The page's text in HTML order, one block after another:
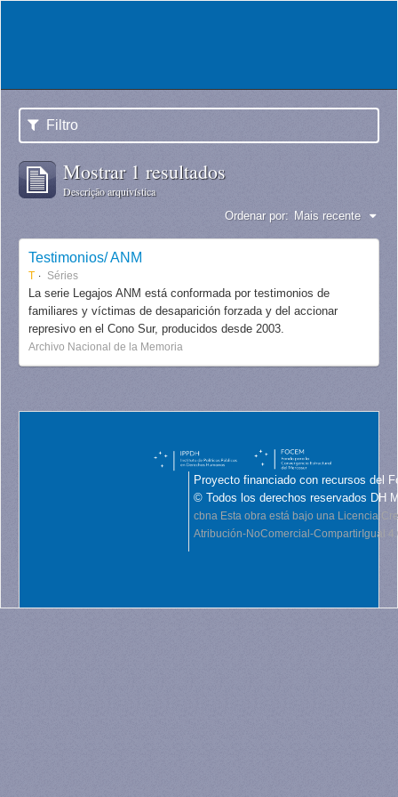
Filtro
Mostrar 1 resultados
Descrição arquivística
Ordenar por: Mais recente
Testimonios/ ANM
T Séries
La serie Legajos ANM está conformada por testimonios de
familiares y víctimas de desaparición forzada y del accionar
represivo en el Cono Sur, producidos desde 2003.
Archivo Nacional de la Memoria
Proyecto financiado con recursos del
© Todos los derechos reservados DH
cbna Esta obra está bajo una Licencia
Atribución-NoComercial-CompartirIgual